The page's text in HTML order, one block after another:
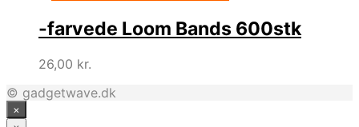
var:
172,00 kr..
er:
149,00 kr..
-farvede Loom Bands 600stk
26,00 kr.
© gadgetwave.dk
×